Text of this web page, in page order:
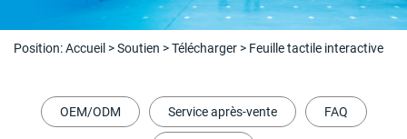
Position:Accueil >Soutien >Télécharger > Feuille tactile interactive
OEM/ODM Service après-vente FAQ